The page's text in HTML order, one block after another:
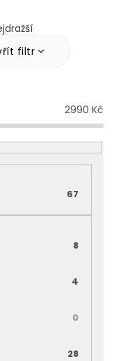
filtr
2990 Kč
67
8
4
0
28